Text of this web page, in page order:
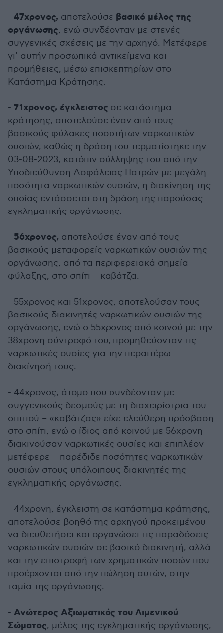
- 47χρονος, αποτελούσε βασικό μέλος της
οργάνωσης, ενώ συνδέονταν με στενές
συγγενικές σχέσεις με την αρχηγό. Μετέφερε
γι’ αυτήν προσωπικά αντικείμενα και
προμήθειες, μέσω επισκεπτηρίων στο
Κατάστημα Κράτησης.
- 71χρονος, έγκλειστος σε κατάστημα
κράτησης, αποτελούσε έναν από τους
βασικούς φύλακες ποσοτήτων ναρκωτικών
ουσιών, καθώς η δράση του τερματίστηκε την
03-08-2023, κατόπιν σύλληψης του από την
Υποδιεύθυνση Ασφάλειας Πατρών με μεγάλη
ποσότητα ναρκωτικών ουσιών, η διακίνηση της
οποίας εντάσσεται στη δράση της παρούσας
εγκληματικής οργάνωσης.
- 56χρονος, αποτελούσε έναν από τους
βασικούς μεταφορείς ναρκωτικών ουσιών της
οργάνωσης, από τα περιφερειακά σημεία
φύλαξης, στο σπίτι – καβάτζα.
- 55χρονος και 51χρονος, αποτελούσαν τους
βασικούς διακινητές ναρκωτικών ουσιών της
οργάνωσης, ενώ ο 55χρονος από κοινού με την
38χρονη σύντροφό του, προμηθεύονταν τις
ναρκωτικές ουσίες για την περαιτέρω
διακίνησή τους.
- 44χρονος, άτομο που συνδέονταν με
συγγενικούς δεσμούς με τη διαχειρίστρια του
σπιτιού – «καβάτζας» είχε ελεύθερη πρόσβαση
στο σπίτι, ενώ ο ίδιος από κοινού με 56χρονη
διακινούσαν ναρκωτικές ουσίες και επιπλέον
μετέφερε – παρέδιδε ποσότητες ναρκωτικών
ουσιών στους υπόλοιπους διακινητές της
εγκληματικής οργάνωσης.
- 44χρονη, έγκλειστη σε κατάστημα κράτησης,
αποτελούσε βοηθό της αρχηγού προκειμένου
να διευθετήσει και οργανώσει τις παραδόσεις
ναρκωτικών ουσιών σε βασικό διακινητή, αλλά
και την επιστροφή των χρηματικών ποσών που
προέρχονται από την πώληση αυτών, στην
ταμία της οργάνωσης.
- Ανώτερος Αξιωματικός του Λιμενικού
Σώματος, μέλος της εγκληματικής οργάνωσης,